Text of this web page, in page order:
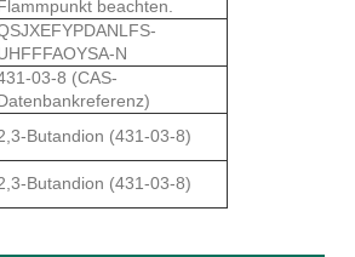
beachten.
N
03-8 (CAS-
Butandion (431-03-8)
Butandion (431-03-8)